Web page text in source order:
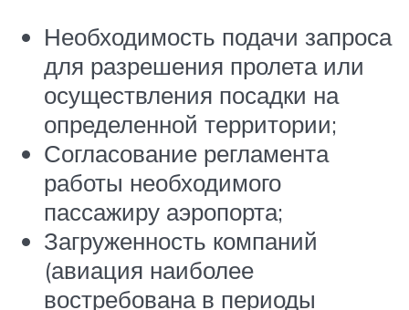
Необходимость подачи запроса
для разрешения пролета или
осуществления посадки на
определенной территории;
Согласование регламента
работы необходимого
пассажиру аэропорта;
Загруженность компаний
(авиация наиболее
востребована в периоды